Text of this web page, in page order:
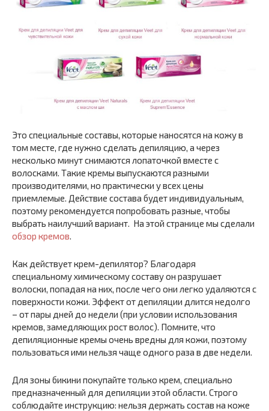
Это специальные составы, которые наносятся на кожу в
том месте, где нужно сделать депиляцию, а через
несколько минут снимаются лопаточкой вместе с
волосками. Такие кремы выпускаются разными
производителями, но практически у всех цены
приемлемые. Действие состава будет индивидуальным,
поэтому рекомендуется попробовать разные, чтобы
выбрать наилучший вариант. На этой странице мы сделали
обзор кремов.
Как действует крем-депилятор? Благодаря
специальному химическому составу он разрушает
волоски, попадая на них, после чего они легко удаляются с
поверхности кожи. Эффект от депиляции длится недолго
– от пары дней до недели (при условии использования
кремов, замедляющих рост волос). Помните, что
депиляционные кремы очень вредны для кожи, поэтому
пользоваться ими нельзя чаще одного раза в две недели.
Для зоны бикини покупайте только крем, специально
предназначенный для депиляции этой области. Строго
соблюдайте инструкцию: нельзя держать состав на коже